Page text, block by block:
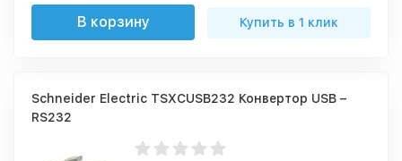
В корзину Купить в 1 клик
Schneider Electric TSXCUSB232 Конвертор USB –
RS232